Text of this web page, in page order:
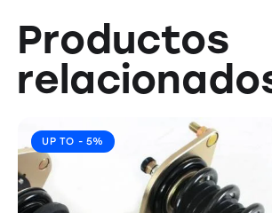
Productos
UP TO - 5%